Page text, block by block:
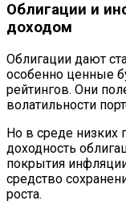
Облигации и
доходом
Облигации дают
особенно ценные
рейтингов. Они
волатильности
Но в среде низких
доходность
покрытия
средство
роста.